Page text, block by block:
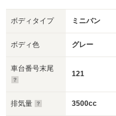
ボディタイプ ミニバン
ボディ色 グレー
車台番号末尾
121
排気量 3500cc